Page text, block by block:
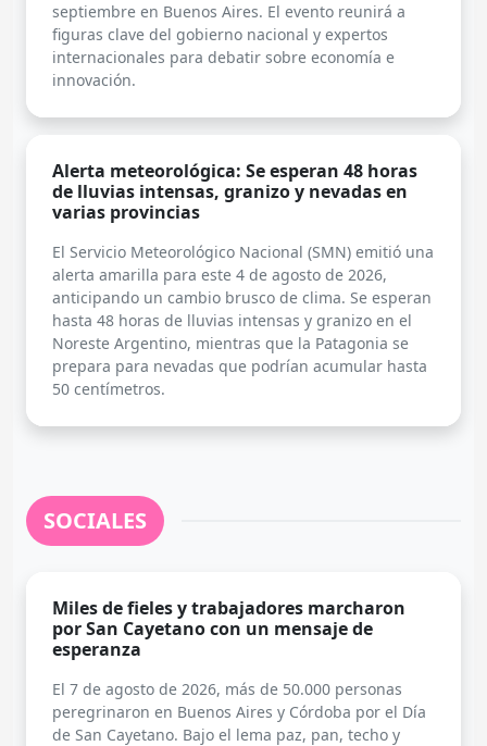
septiembre en Buenos Aires. El evento reunirá a
figuras clave del gobierno nacional y expertos
internacionales para debatir sobre economía e
innovación.
Alerta meteorológica: Se esperan 48 horas
de lluvias intensas, granizo y nevadas en
varias provincias
El Servicio Meteorológico Nacional (SMN) emitió una
alerta amarilla para este 4 de agosto de 2026,
anticipando un cambio brusco de clima. Se esperan
hasta 48 horas de lluvias intensas y granizo en el
Noreste Argentino, mientras que la Patagonia se
prepara para nevadas que podrían acumular hasta
50 centímetros.
SOCIALES
Miles de fieles y trabajadores marcharon
por San Cayetano con un mensaje de
esperanza
El 7 de agosto de 2026, más de 50.000 personas
peregrinaron en Buenos Aires y Córdoba por el Día
de San Cayetano. Bajo el lema paz, pan, techo y